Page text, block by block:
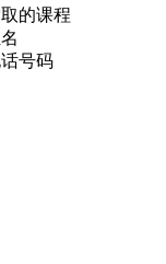
的课程
号码